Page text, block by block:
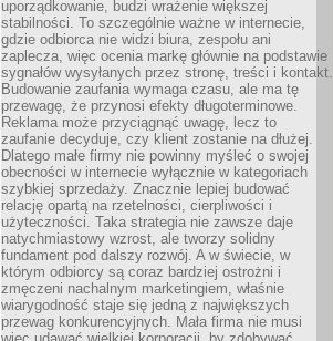
uporządkowanie, budzi wrażenie większej
stabilności. To szczególnie ważne w internecie,
gdzie odbiorca nie widzi biura, zespołu ani
zaplecza, więc ocenia markę głównie na podstawie
sygnałów wysyłanych przez stronę, treści i kontakt.
Budowanie zaufania wymaga czasu, ale ma tę
przewagę, że przynosi efekty długoterminowe.
Reklama może przyciągnąć uwagę, lecz to
zaufanie decyduje, czy klient zostanie na dłużej.
Dlatego małe firmy nie powinny myśleć o swojej
obecności w internecie wyłącznie w kategoriach
szybkiej sprzedaży. Znacznie lepiej budować
relację opartą na rzetelności, cierpliwości i
użyteczności. Taka strategia nie zawsze daje
natychmiastowy wzrost, ale tworzy solidny
fundament pod dalszy rozwój. A w świecie, w
którym odbiorcy są coraz bardziej ostrożni i
zmęczeni nachalnym marketingiem, właśnie
wiarygodność staje się jedną z największych
przewag konkurencyjnych. Mała firma nie musi